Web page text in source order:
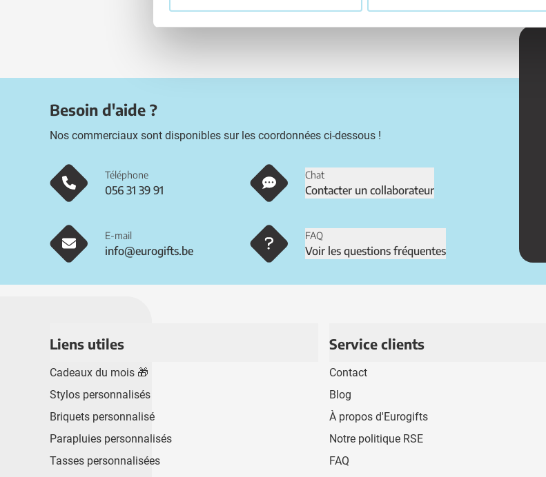
Besoin d'aide ?
Nos commerciaux sont disponibles sur les coordonnées ci-dessous !
Téléphone
056 31 39 91
Chat
Contacter un collaborateur
E-mail
info@eurogifts.be
FAQ
Voir les questions fréquentes
Liens utiles
Cadeaux du mois 🎁
Stylos personnalisés
Briquets personnalisé
Parapluies personnalisés
Tasses personnalisées
Service clients
Contact
Blog
À propos d'Eurogifts
Notre politique RSE
FAQ